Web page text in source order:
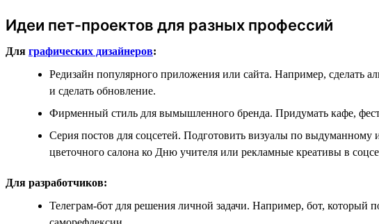
Идеи пет-проектов для разных профессий
Для графических дизайнеров:
Редизайн популярного приложения или сайта. Например, сделать
и сделать обновление.
Фирменный стиль для вымышленного бренда. Придумать кафе,
Серия постов для соцсетей. Подготовить визуалы по
цветочного салона ко Дню учителя или рекламные креативы в
Для разработчиков:
Телеграм-бот для решения личной задачи. Например, бот, который